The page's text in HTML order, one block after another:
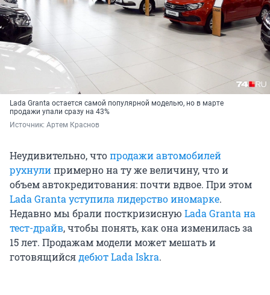
Lada Granta остается самой популярной моделью, но в марте
продажи упали сразу на 43%
Источник: Артем Краснов
Неудивительно, чтопродажи автомобилей
рухнулипримерно на ту же величину, что и
объем автокредитования: почти вдвое. При этом
Lada Granta уступила лидерство иномарке.
Недавно мы брали посткризисную Lada Granta на
тест-драйв, чтобы понять, как она изменилась за
15 лет. Продажам модели может мешать и
готовящийсядебют Lada Iskra.